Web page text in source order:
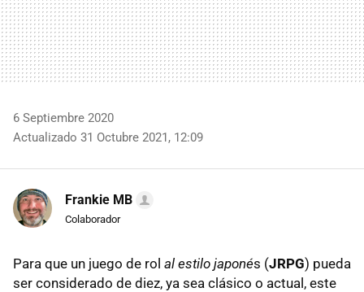
6 Septiembre 2020
Actualizado 31 Octubre 2021, 12:09
Frankie MB
Colaborador
Para que un juego de rol al estilo japonés (JRPG) pueda
ser considerado de diez, ya sea clásico o actual, este